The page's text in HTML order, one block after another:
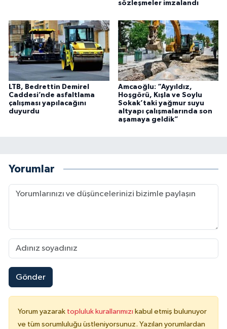
sözleşmeler imzalandı
LTB, Bedrettin Demirel
Caddesi’nde asfaltlama
çalışması yapılacağını
duyurdu
Amcaoğlu: “Ayyıldız,
Hoşgörü, Kışla ve Soylu
Sokak’taki yağmur suyu
altyapı çalışmalarında son
aşamaya geldik”
Yorumlar
Gönder
Yorum yazarak topluluk kurallarımızı kabul etmiş bulunuyor
ve tüm sorumluluğu üstleniyorsunuz. Yazılan yorumlardan